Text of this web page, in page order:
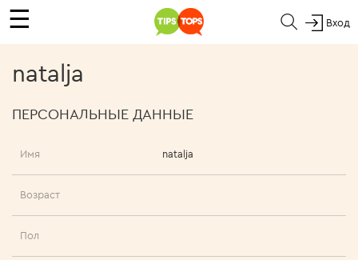
☰ Вход
natalja
ПЕРСОНАЛЬНЫЕ ДАННЫЕ
Имя natalja
Возраст
Пол